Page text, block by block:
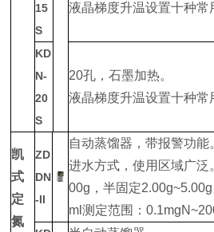
15
S
液晶梯度升温设置十种常
KD
N-
20
S
20孔，石墨加热。
液晶梯度升温设置十种常
凯
式
定
氮
ZD
DN
-II
自动蒸馏器，带报警功
进水方式，使用区域广泛
00g，半固定
ml测定范围：